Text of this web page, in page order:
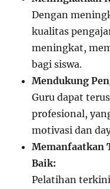
Dengan
kualitas
meningkat,
bagi siswa.
Mendukung
Guru dapat
profesional,
motivasi dan
Memanfaatkan
Baik:
Pelatihan